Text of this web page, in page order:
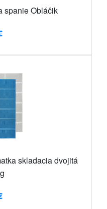
spanie Obláčik
skladacia dvojitá